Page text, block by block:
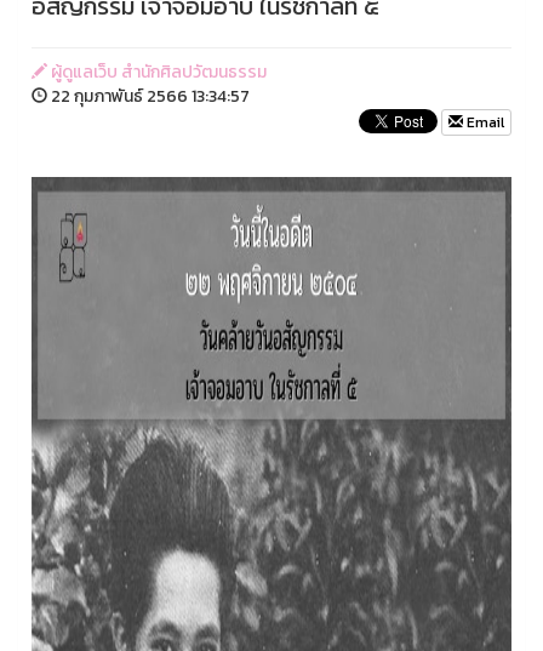
ผู้ดูแลเว็บ สำนักศิลปวัฒนธรรม
22 กุมภาพันธ์ 2566 13:34:57
Email